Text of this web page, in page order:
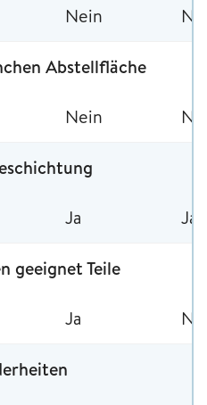
Nein
Abstellfläche
Nein
Ja Ja
geeignet Teile
Ja